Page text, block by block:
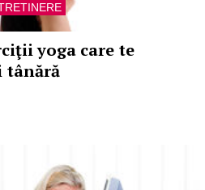
yoga care te
tânără